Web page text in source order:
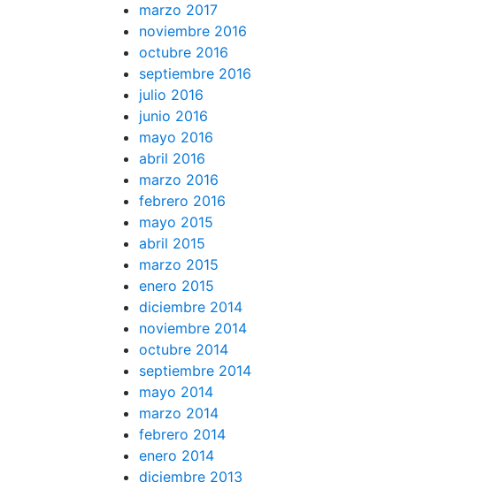
marzo 2017
noviembre 2016
octubre 2016
septiembre 2016
julio 2016
junio 2016
mayo 2016
abril 2016
marzo 2016
febrero 2016
mayo 2015
abril 2015
marzo 2015
enero 2015
diciembre 2014
noviembre 2014
octubre 2014
septiembre 2014
mayo 2014
marzo 2014
febrero 2014
enero 2014
diciembre 2013